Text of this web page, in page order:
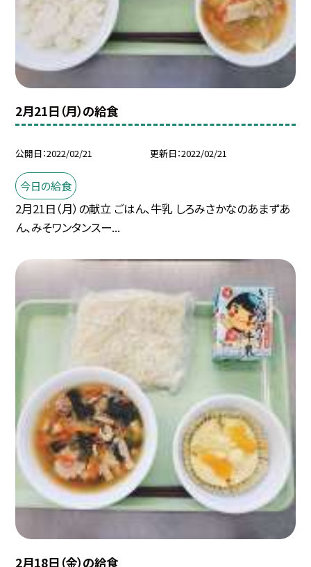
2月21日（月）の給食
公開日 2022/02/21 更新日 2022/02/21
今日の給食
2月21日（月）の献立 ごはん、牛乳 しろみさかなのあまずあ
ん、みそワンタンスー...
2月18日（金）の給食